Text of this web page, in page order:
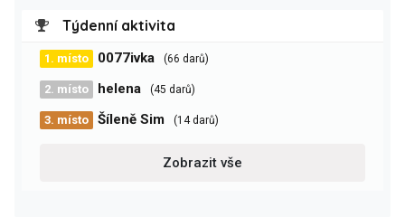
Týdenní aktivita
1. místo 0077ivka (66 darů)
2. místo helena (45 darů)
3. místo Šíleně Sim (14 darů)
Zobrazit vše